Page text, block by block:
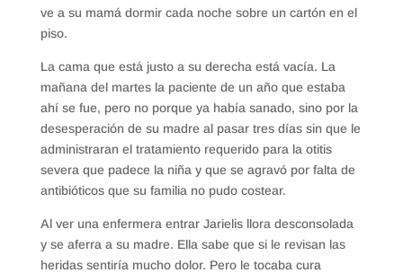
ve a su mamá dormir cada noche sobre un cartón en el
piso.
La cama que está justo a su derecha está vacía. La
mañana del martes la paciente de un año que estaba
ahí se fue, pero no porque ya había sanado, sino por la
desesperación de su madre al pasar tres días sin que le
administraran el tratamiento requerido para la otitis
severa que padece la niña y que se agravó por falta de
antibióticos que su familia no pudo costear.
Al ver una enfermera entrar Jarielis llora desconsolada
y se aferra a su madre. Ella sabe que si le revisan las
heridas sentiría mucho dolor. Pero le tocaba cura